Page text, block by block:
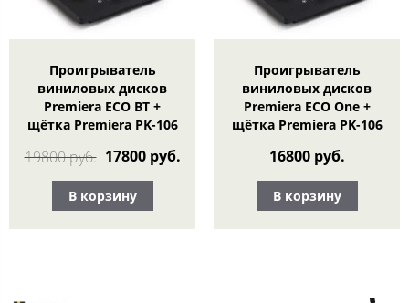
Проигрыватель
виниловых дисков
Premiera ECO BT +
щётка Premiera PK-106
19800 руб. 17800 руб.
В корзину
Проигрыватель
виниловых дисков
Premiera ECO One +
щётка Premiera PK-106
16800 руб.
В корзину